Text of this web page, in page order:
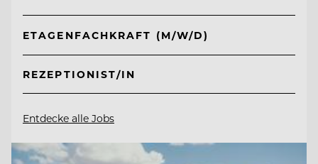
ETAGENFACHKRAFT (M/W/D)
REZEPTIONIST/IN
Entdecke alle Jobs